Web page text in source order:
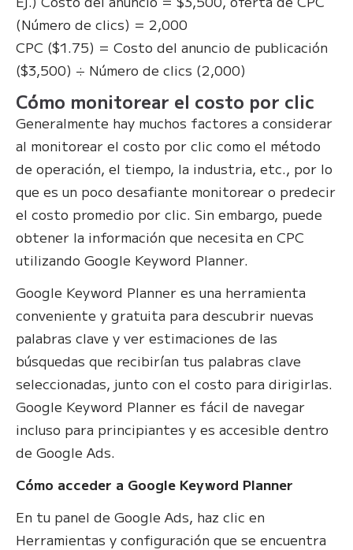
(Número de clics) = 2,000
CPC ($1.75) = Costo del anuncio de publicación
($3,500) ÷ Número de clics (2,000)
Cómo monitorear el costo por clic
Generalmente hay muchos factores a considerar
al monitorear el costo por clic como el método
de operación, el tiempo, la industria, etc., por lo
que es un poco desafiante monitorear o predecir
el costo promedio por clic. Sin embargo, puede
obtener la información que necesita en CPC
utilizando Google Keyword Planner.
Google Keyword Planner es una herramienta
conveniente y gratuita para descubrir nuevas
palabras clave y ver estimaciones de las
búsquedas que recibirían tus palabras clave
seleccionadas, junto con el costo para dirigirlas.
Google Keyword Planner es fácil de navegar
incluso para principiantes y es accesible dentro
de Google Ads.
Cómo acceder a Google Keyword Planner
En tu panel de Google Ads, haz clic en
Herramientas y configuración que se encuentra